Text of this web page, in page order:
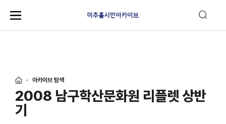
아카이브 탐색
2008 남구학산문화원 리플렛 상반
기